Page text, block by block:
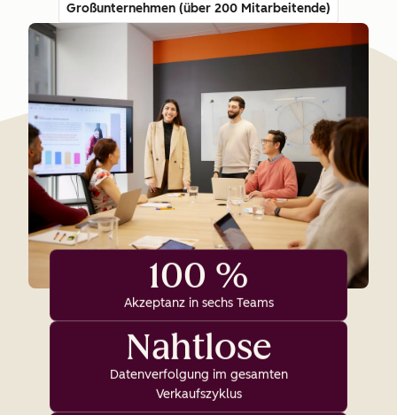
Großunternehmen (über 200 Mitarbeitende)
100 %
Akzeptanz in sechs Teams
Nahtlose
Datenverfolgung im gesamten
Verkaufszyklus